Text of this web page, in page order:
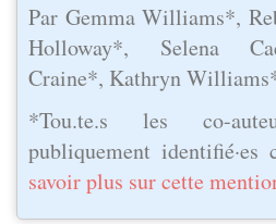
Par Gemma Williams*,
Holloway*, Selena
Craine*, Kathryn
*Tou.te.s les co-
publiquement identifié·es
savoir plus sur cette